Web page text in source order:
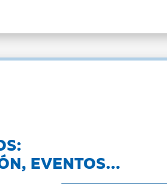
EVENTOS...